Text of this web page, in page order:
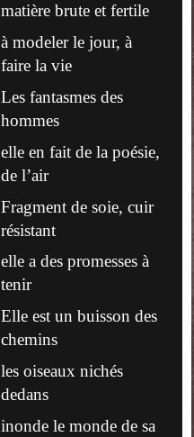
matière brute et fertile
à modeler le jour, à
faire la vie
Les fantasmes des
hommes
elle en fait de la poésie,
de l’air
Fragment de soie, cuir
résistant
elle a des promesses à
tenir
Elle est un buisson des
chemins
les oiseaux nichés
dedans
inonde le monde de sa